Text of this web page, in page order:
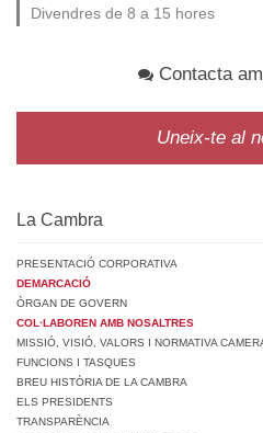
Divendres de 8 a 15 hores
Contacta
Uneix-te al
La Cambra
PRESENTACIÓ CORPORATIVA
DEMARCACIÓ
ÒRGAN DE GOVERN
COL·LABOREN AMB NOSALTRES
MISSIÓ, VISIÓ, VALORS I NORMATIVA
FUNCIONS I TASQUES
BREU HISTÒRIA DE LA CAMBRA
ELS PRESIDENTS
TRANSPARÈNCIA